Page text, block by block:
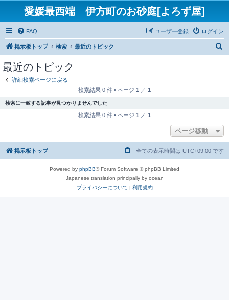
愛媛最西端 伊方町のお砂庭[よろず屋]
FAQ ログイン
ユーザー登録
掲示板トップ 検索 最近のトピック
最近のトピック
詳細検索ページに戻る
検索結果 0 件 • ページ 1 ／ 1
検索に一致する記事が見つかりませんでした
検索結果 0 件 • ページ 1 ／ 1
ページ移動
掲示板トップ 全ての表示時間は UTC+09:00 です
Powered by phpBB® Forum Software © phpBB Limited
Japanese translation principally by ocean
プライバシーについて | 利用規約